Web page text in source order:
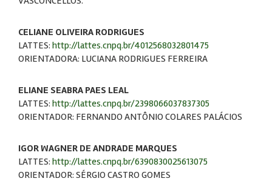
CELIANE OLIVEIRA RODRIGUES
LATTES: http://lattes.cnpq.br/4012568032801475
ORIENTADORA: LUCIANA RODRIGUES FERREIRA
ELIANE SEABRA PAES LEAL
LATTES: http://lattes.cnpq.br/2398066037837305
ORIENTADOR: FERNANDO ANTÔNIO COLARES PALÁCIOS
IGOR WAGNER DE ANDRADE MARQUES
LATTES: http://lattes.cnpq.br/6390830025613075
ORIENTADOR: SÉRGIO CASTRO GOMES